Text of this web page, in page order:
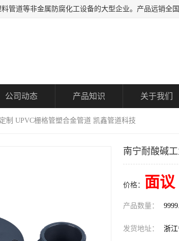
公司动态 产品知识 关于我们
制 UPVC栅格管塑合金管道 凯鑫管道科技
南宁耐酸碱
价格： 面议
产品数量：
发货地址： 浙